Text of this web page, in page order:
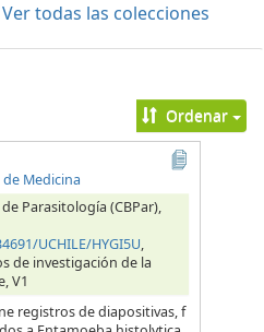
Ver todas las colecciones
Ordenar
Medicina
Parasitología (CBPar),
UCHILE/HYGI5U,
de investigación de la
V1
registros de diapositivas, f